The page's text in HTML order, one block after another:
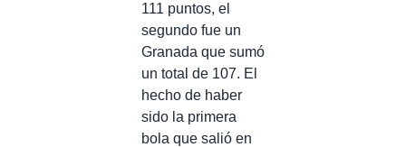
111 puntos, el
segundo fue un
Granada que sumó
un total de 107. El
hecho de haber
sido la primera
bola que salió en